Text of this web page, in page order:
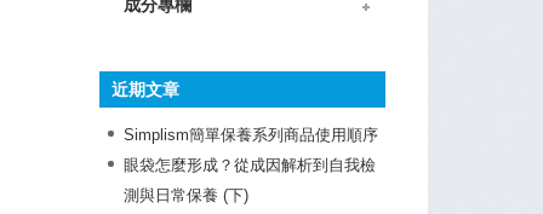
成分專欄
近期文章
Simplism簡單保養系列商品使用順序
眼袋怎麼形成？從成因解析到自我檢
測與日常保養 (下)